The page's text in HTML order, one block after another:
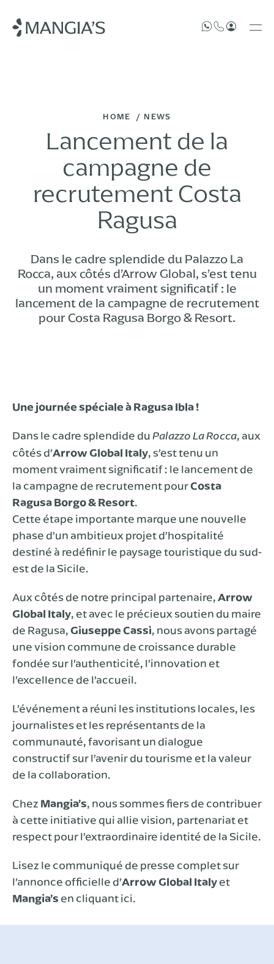
HOME NEWS
Lancement de la
campagne de
recrutement Costa
Ragusa
Dans le cadre splendide du Palazzo La
Rocca, aux côtés d’Arrow Global, s’est tenu
un moment vraiment significatif : le
lancement de la campagne de recrutement
pour Costa Ragusa Borgo & Resort.
Une journée spéciale à Ragusa Ibla !
Dans le cadre splendide duPalazzo La Rocca, aux
côtés d’Arrow Global Italy, s’est tenu un
moment vraiment significatif : le lancement de
la campagne de recrutement pourCosta
Ragusa Borgo & Resort.
Cette étape importante marque une nouvelle
phase d’un ambitieux projet d’hospitalité
destiné à redéfinir le paysage touristique du sud-
est de la Sicile.
Aux côtés de notre principal partenaire,Arrow
Global Italy, et avec le précieux soutien du maire
de Ragusa,Giuseppe Cassì, nous avons partagé
une vision commune de croissance durable
fondée sur l’authenticité, l’innovation et
l’excellence de l’accueil.
L’événement a réuni les institutions locales, les
journalistes et les représentants de la
communauté, favorisant un dialogue
constructif sur l’avenir du tourisme et la valeur
de la collaboration.
Chez Mangia’s, nous sommes fiers de contribuer
à cette initiative qui allie vision, partenariat et
respect pour l’extraordinaire identité de la Sicile.
Lisez le communiqué de presse complet sur
l’annonce officielle d’Arrow Global Italyet
Mangia’s en cliquant ici.